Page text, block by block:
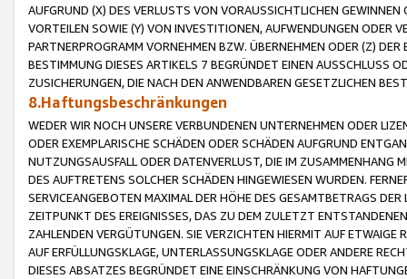
AUFGRUND (X) DES VERLUSTS VON VORAUSSICHTLICHEN
VORTEILEN SOWIE (Y) VON INVESTITIONEN, AUFWENDUNGEN ODER
PARTNERPROGRAMM VORNEHMEN BZW. ÜBERNEHMEN ODER (Z)
BESTIMMUNG DIESES ARTIKELS 7 BEGRÜNDET EINEN AUSSCHLUSS
ZUSICHERUNGEN, DIE NACH DEN ANWENDBAREN GESETZLICHEN
8.Haftungsbeschränkungen
WEDER WIR NOCH UNSERE VERBUNDENEN UNTERNEHMEN ODER
ODER EXEMPLARISCHE SCHÄDEN ODER SCHÄDEN AUFGRUND
NUTZUNGSAUSFALL ODER DATENVERLUST, DIE IM ZUSAMMENHANG
DES AUFTRETENS SOLCHER SCHÄDEN HINGEWIESEN WURDEN.
SERVICEANGEBOTEN MAXIMAL DER HÖHE DES GESAMTBETRAGS
ZEITPUNKT DES EREIGNISSES, DAS ZU DEM ZULETZT
ZAHLENDEN VERGÜTUNGEN. SIE VERZICHTEN HIERMIT AUF
AUF ERFÜLLUNGSKLAGE, UNTERLASSUNGSKLAGE ODER ANDERE
DIESES ABSATZES BEGRÜNDET EINE EINSCHRÄNKUNG VON